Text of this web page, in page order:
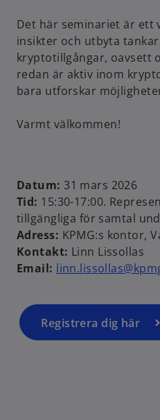
Det här seminariet är ett
insikter och utbyta
kryptotillgångar, oavsett
redan är aktiv inom
bara utforskar
Varmt välkommen!
Datum: 31 mars 2026
Tid: 15:30-17:00.
tillgängliga för samtal
Adress: KPMG:s kontor,
Kontakt: Linn Lissollas
Email:
Registrera dig här